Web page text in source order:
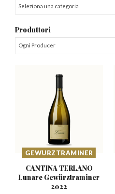
Seleziona una categoria
Produttori
Ogni Producer
GEWURZTRAMINER
CANTINA TERLANO
Lunare Gewürztraminer
2022